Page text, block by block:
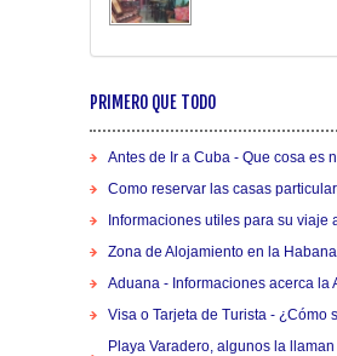
PRIMERO QUE TODO
Antes de Ir a Cuba - Que cosa es
Como reservar las casas
Informaciones utiles para su viaje
Zona de Alojamiento en la Habana
Aduana - Informaciones acerca la
Visa o Tarjeta de Turista - ¿Cómo
Playa Varadero, algunos la